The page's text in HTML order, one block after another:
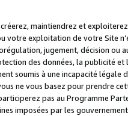
maintiendrez et
votre exploitation de votre Site
jugement, décision ou
des données, la publicité et
soumis à une incapacité légale
ne vous basez pour prendre
pas au Programme
imposées par les